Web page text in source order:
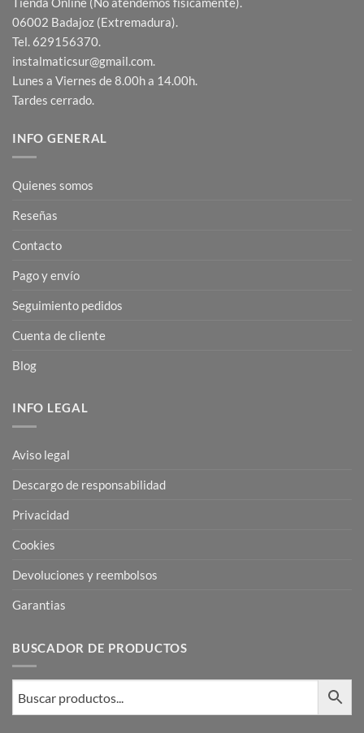
06002 Badajoz (Extremadura).
Tel. 629156370.
instalmaticsur@gmail.com.
Lunes a Viernes de 8.00h a 14.00h.
Tardes cerrado.
INFO GENERAL
Quienes somos
Reseñas
Contacto
Pago y envío
Seguimiento pedidos
Cuenta de cliente
Blog
INFO LEGAL
Aviso legal
Descargo de responsabilidad
Privacidad
Cookies
Devoluciones y reembolsos
Garantias
BUSCADOR DE PRODUCTOS